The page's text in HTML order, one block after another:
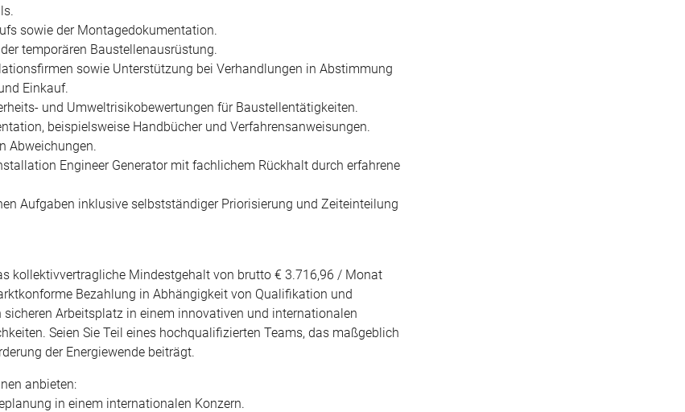
sowie der Montagedokumentation.
temporären Baustellenausrüstung.
sowie Unterstützung bei Verhandlungen in Abstimmung
Einkauf.
und Umweltrisikobewertungen für Baustellentätigkeiten.
beispielsweise Handbücher und Verfahrensanweisungen.
Abweichungen.
Engineer Generator mit fachlichem Rückhalt durch erfahrene
Aufgaben inklusive selbstständiger Priorisierung und Zeiteinteilung
kollektivvertragliche Mindestgehalt von brutto € 3.716,96 / Monat
Bezahlung in Abhängigkeit von Qualifikation und
Arbeitsplatz in einem innovativen und internationalen
Seien Sie Teil eines hochqualifizierten Teams, das maßgeblich
der Energiewende beiträgt.
anbieten:
in einem internationalen Konzern.